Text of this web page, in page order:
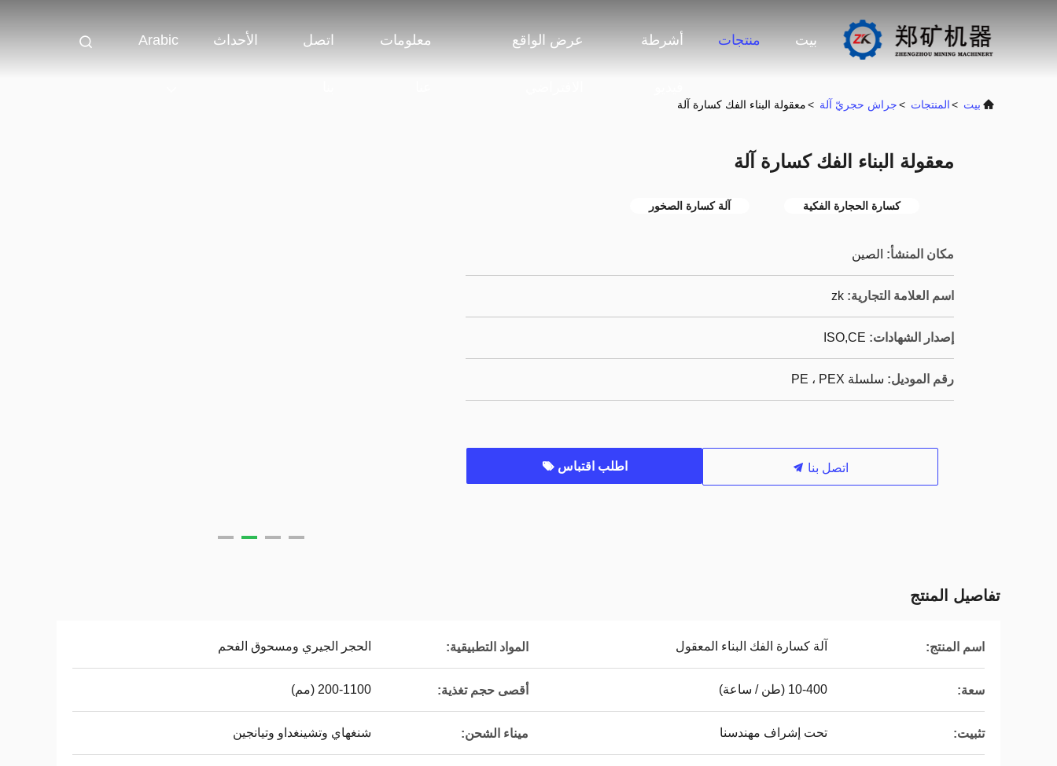
بيت منتجات أشرطة عرض الواقع معلومات اتصل الأحداث Arabic
بيت >المنتجات >جراش حجريّ آلة >معقولة البناء الفك كسارة آلة
معقولة البناء الفك كسارة آلة
كسارة الحجارة الفكية آلة كسارة الصخور
مكان المنشأ: الصين
اسم العلامة التجارية: zk
إصدار الشهادات: ISO,CE
رقم الموديل: سلسلة PE ، PEX
اتصل بنا اطلب اقتباس
تفاصيل المنتج
اسم المنتج: آلة كسارة الفك البناء المعقول المواد التطبيقية: الحجر الجيري ومسحوق الفحم
سعة: 10-400 (طن / ساعة) أقصى حجم تغذية: 200-1100 (مم)
تثبيت: تحت إشراف مهندسنا ميناء الشحن: شنغهاي وتشينغداو وتيانجين